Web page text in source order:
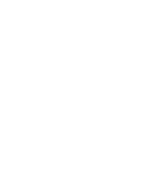
semplificato. Le
oggi